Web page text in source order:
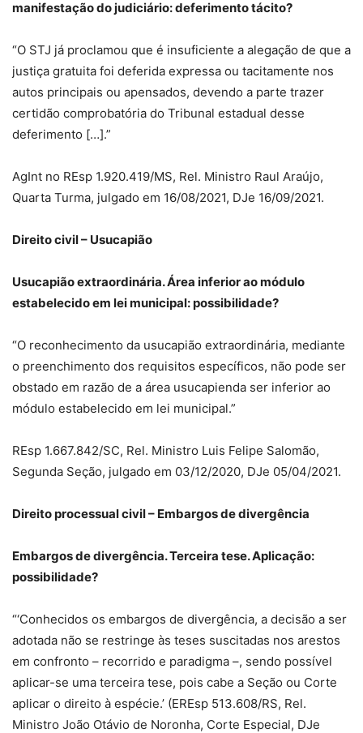
manifestação do judiciário: deferimento tácito?
“O STJ já proclamou que é insuficiente a alegação de que a
justiça gratuita foi deferida expressa ou tacitamente nos
autos principais ou apensados, devendo a parte trazer
certidão comprobatória do Tribunal estadual desse
deferimento […].”
AgInt no REsp 1.920.419/MS, Rel. Ministro Raul Araújo,
Quarta Turma, julgado em 16/08/2021, DJe 16/09/2021.
Direito civil – Usucapião
Usucapião extraordinária. Área inferior ao módulo
estabelecido em lei municipal: possibilidade?
“O reconhecimento da usucapião extraordinária, mediante
o preenchimento dos requisitos específicos, não pode ser
obstado em razão de a área usucapienda ser inferior ao
módulo estabelecido em lei municipal.”
REsp 1.667.842/SC, Rel. Ministro Luis Felipe Salomão,
Segunda Seção, julgado em 03/12/2020, DJe 05/04/2021.
Direito processual civil – Embargos de divergência
Embargos de divergência. Terceira tese. Aplicação:
possibilidade?
“‘Conhecidos os embargos de divergência, a decisão a ser
adotada não se restringe às teses suscitadas nos arestos
em confronto – recorrido e paradigma –, sendo possível
aplicar-se uma terceira tese, pois cabe a Seção ou Corte
aplicar o direito à espécie.’ (EREsp 513.608/RS, Rel.
Ministro João Otávio de Noronha, Corte Especial, DJe